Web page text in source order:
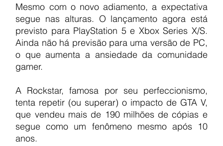
Mesmo com o novo adiamento, a expectativa
segue nas alturas. O lançamento agora está
previsto para PlayStation 5 e Xbox Series X/S.
Ainda não há previsão para uma versão de PC,
o que aumenta a ansiedade da comunidade
gamer.
A Rockstar, famosa por seu perfeccionismo,
tenta repetir (ou superar) o impacto de GTA V,
que vendeu mais de 190 milhões de cópias e
segue como um fenômeno mesmo após 10
anos.